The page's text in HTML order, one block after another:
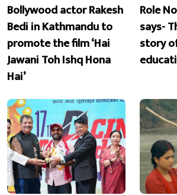
Bollywood actor Rakesh
Bedi in Kathmandu to
promote the film ‘Hai
Jawani Toh Ishq Hona
Hai’
Role
says-
story